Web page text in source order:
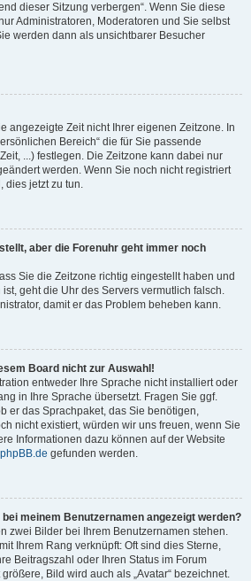
dieser Sitzung verbergen“. Wenn Sie diese
Administratoren, Moderatoren und Sie selbst
werden dann als unsichtbarer Besucher
angezeigte Zeit nicht Ihrer eigenen Zeitzone. In
Bereich“ die für Sie passende
...) festlegen. Die Zeitzone kann dabei nur
werden. Wenn Sie noch nicht registriert
dies jetzt zu tun.
aber die Forenuhr geht immer noch
Sie die Zeitzone richtig eingestellt haben und
geht die Uhr des Servers vermutlich falsch.
damit er das Problem beheben kann.
Board nicht zur Auswahl!
entweder Ihre Sprache nicht installiert oder
in Ihre Sprache übersetzt. Fragen Sie ggf.
er das Sprachpaket, das Sie benötigen,
nicht existiert, würden wir uns freuen, wenn Sie
Informationen dazu können auf der Website
phpBB.de gefunden werden.
meinem Benutzernamen angezeigt werden?
zwei Bilder bei Ihrem Benutzernamen stehen.
Ihrem Rang verknüpft: Oft sind dies Sterne,
Beitragszahl oder Ihren Status im Forum
Bild wird auch als „Avatar“ bezeichnet.